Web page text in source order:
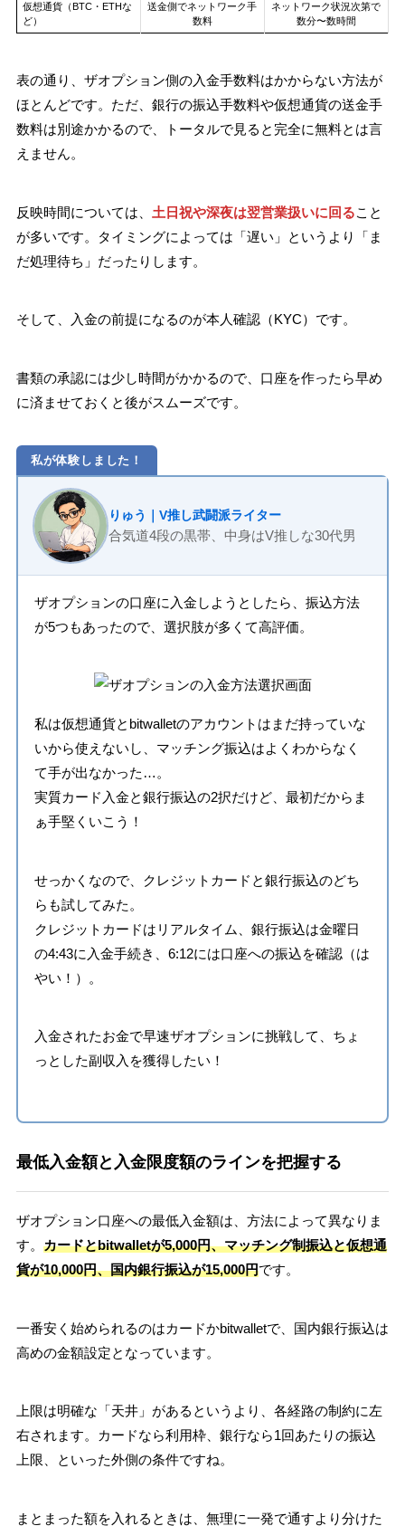
仮想通貨（BTC・ETHな
ど）
送金側でネットワーク手
数料
ネットワーク状況次第で
数分〜数時間
表の通り、ザオプション側の入金手数料はかからない方法が
ほとんどです。ただ、銀行の振込手数料や仮想通貨の送金手
数料は別途かかるので、トータルで見ると完全に無料とは言
えません。
反映時間については、 土日祝や深夜は翌営業扱いに回ること
が多いです。タイミングによっては「遅い」というより「ま
だ処理待ち」だったりします。
そして、入金の前提になるのが本人確認（KYC）です。
書類の承認には少し時間がかかるので、口座を作ったら早め
に済ませておくと後がスムーズです。
私が体験しました！
りゅう｜V推し武闘派ライター
合気道4段の黒帯、中身はV推しな30代男
ザオプションの口座に入金しようとしたら、振込方法
が5つもあったので、選択肢が多くて高評価。
私は仮想通貨とbitwalletのアカウントはまだ持っていな
いから使えないし、マッチング振込はよくわからなく
て手が出なかった…。
実質カード入金と銀行振込の2択だけど、最初だからま
ぁ手堅くいこう！
せっかくなので、クレジットカードと銀行振込のどち
らも試してみた。
クレジットカードはリアルタイム、銀行振込は金曜日
の4:43に入金手続き、6:12には口座への振込を確認（は
やい！）。
入金されたお金で早速ザオプションに挑戦して、ちょ
っとした副収入を獲得したい！
最低入金額と入金限度額のラインを把握する
ザオプション口座への最低入金額は、方法によって異なりま
す。 カードとbitwalletが5,000円、マッチング制振込と仮想通
貨が10,000円、国内銀行振込が15,000円です。
一番安く始められるのはカードかbitwalletで、国内銀行振込は
高めの金額設定となっています。
上限は明確な「天井」があるというより、各経路の制約に左
右されます。カードなら利用枠、銀行なら1回あたりの振込
上限、といった外側の条件ですね。
まとまった額を入れるときは、無理に一発で通すより分けた